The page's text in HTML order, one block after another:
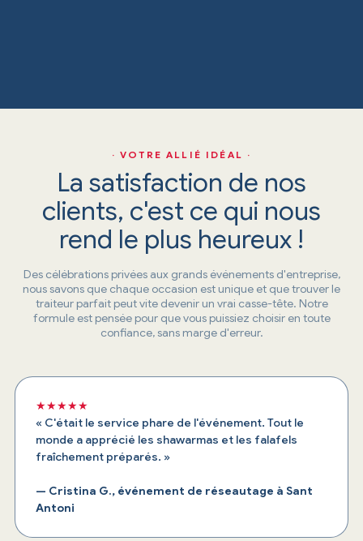
· VOTRE ALLIÉ IDÉAL ·
La satisfaction de nos
clients, c'est ce qui nous
rend le plus heureux !
Des célébrations privées aux grands événements d'entreprise,
nous savons que chaque occasion est unique et que trouver le
traiteur parfait peut vite devenir un vrai casse-tête. Notre
formule est pensée pour que vous puissiez choisir en toute
confiance, sans marge d'erreur.
★★★★★
« C'était le service phare de l'événement. Tout le
monde a apprécié les shawarmas et les falafels
fraîchement préparés. »
— Cristina G., événement de réseautage à Sant
Antoni